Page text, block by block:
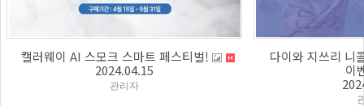
캘러웨이 AI 스모크 스마트 페스티벌!
2024.04.15
관리자
다이와 지쓰리 니
이